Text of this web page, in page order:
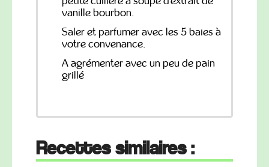
vanille bourbon.
Saler et parfumer avec les 5 baies à
votre convenance.
A agrémenter avec un peu de pain
grillé
Recettes similaires :